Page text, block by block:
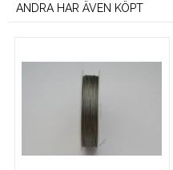
ANDRA HAR ÄVEN KÖPT